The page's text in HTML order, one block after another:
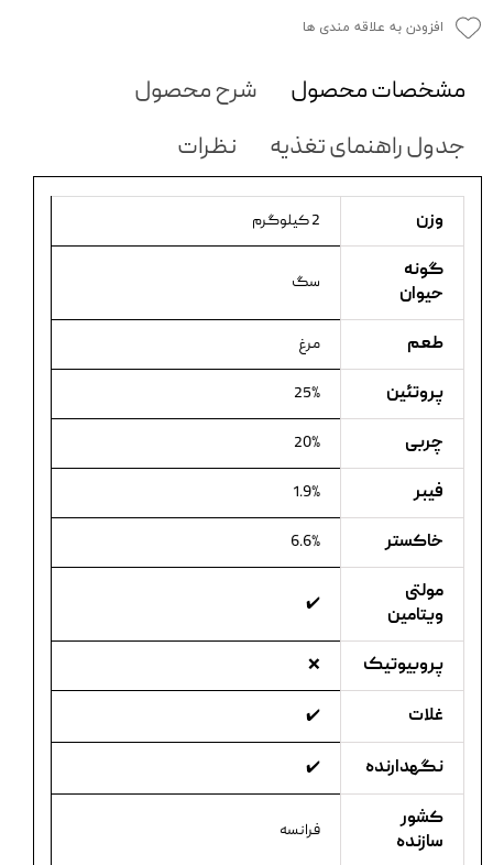
افزودن به علاقه مندی ها
مشخصات محصول
شرح محصول
جدول راهنمای تغذیه
نظرات
وزن 2 کیلوگرم
گونه
حیوان
سگ
طعم مرغ
پروتئین 25%
چربی 20%
فیبر 1.9%
خاکستر 6.6%
مولتی
ویتامین
✔️
پروبیوتیک ❌
غلات ✔️
نگهدارنده ✔️
کشور
سازنده
فرانسه